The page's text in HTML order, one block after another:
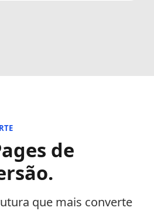
de
que mais converte